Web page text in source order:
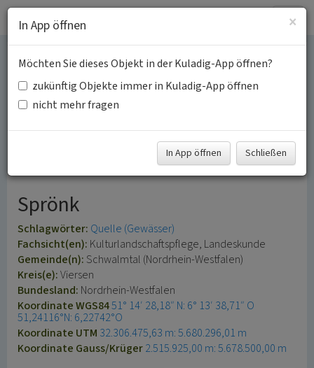
Quelle an der
Hüttermühle in
Kranenbruch, Gemeinde
Schwalmtal. Kreis Viersen
Sprönk
Schlagwörter: Quelle (Gewässer)
Fachsicht(en): Kulturlandschaftspflege, Landeskunde
Gemeinde(n): Schwalmtal (Nordrhein-Westfalen)
Kreis(e):Viersen
Bundesland: Nordrhein-Westfalen
Koordinate WGS8451° 14′ 28,18″ N: 6° 13′ 38,71″ O
51,24116°N: 6,22742°O
Koordinate UTM 32.306.475,63 m: 5.680.296,01 m
Koordinate Gauss/Krüger2.515.925,00 m: 5.678.500,00 m
×
In App öffnen
Möchten Sie dieses Objekt in der Kuladig-App öffnen?
zukünftig Objekte immer in Kuladig-App öffnen
nicht mehr fragen
In App öffnen Schließen